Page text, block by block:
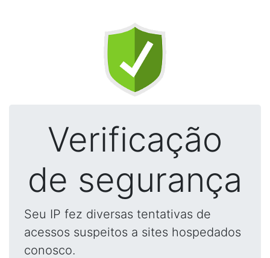
Verificação
de segurança
Seu IP fez diversas tentativas de
acessos suspeitos a sites hospedados
conosco.